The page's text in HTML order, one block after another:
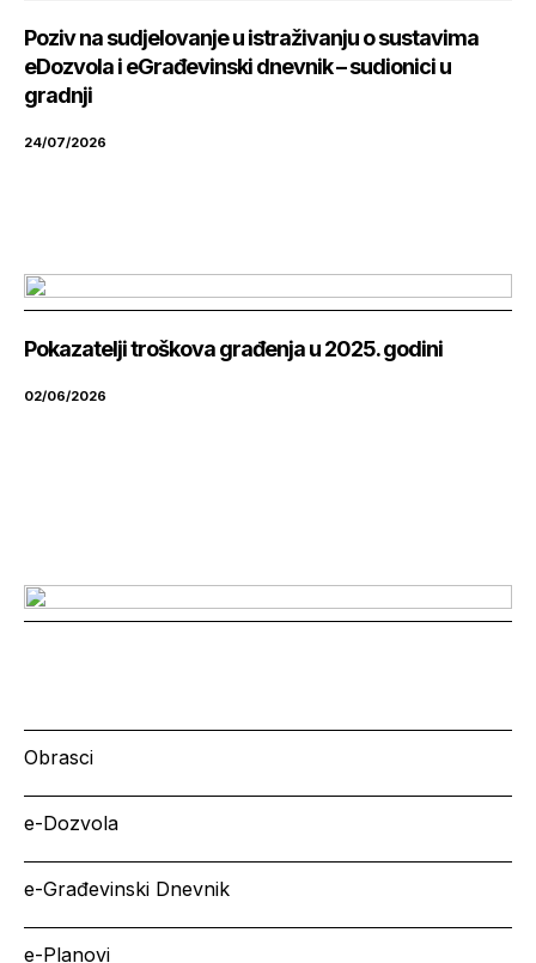
Poziv na sudjelovanje u istraživanju o sustavima
eDozvola i eGrađevinski dnevnik – sudionici u
gradnji
24/07/2026
Pokazatelji troškova građenja u 2025. godini
02/06/2026
Obrasci
e-Dozvola
e-Građevinski Dnevnik
e-Planovi